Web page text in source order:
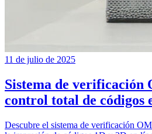
11 de julio de 2025
Sistema de verificación
control total de códigos
Descubre el sistema de verificación